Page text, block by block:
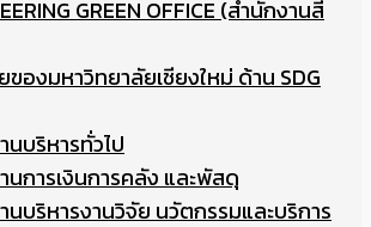
GREEN OFFICE (สำนักงานสี
ของมหาวิทยาลัยเชียงใหม่ ด้าน SDG
นบริหารทั่วไป
นการเงินการคลัง และพัสดุ
นบริหารงานวิจัย นวัตกรรมและบริการ